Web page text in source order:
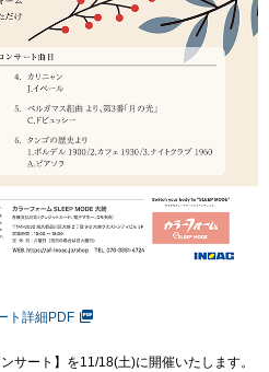
ト詳細PDF
サート】を11/18(土)に開催いたします。